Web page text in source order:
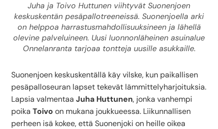
Juha ja Toivo Huttunen viihtyvät Suonenjoen
keskuskentän pesäpallotreeneissä. Suonenjoella arki
on helppoa harrastusmahdollisuuksineen ja lähellä
olevine palveluineen. Uusi luonnonläheinen asuinalue
Onnelanranta tarjoaa tontteja uusille asukkaille.
Suonenjoen keskuskentällä käy vilske, kun paikallisen
pesäpalloseuran lapset tekevät lämmittelyharjoituksia.
Lapsia valmentaa Juha Huttunen, jonka vanhempi
poika Toivo on mukana joukkueessa. Liikunnallisen
perheen isä kokee, että Suonenjoki on heille oikea